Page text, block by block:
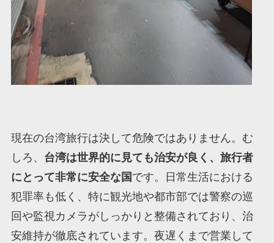
現在の台湾旅行は決して危険ではありません。む
しろ、 台湾は世界的に見ても治安が良く、旅行者
にとって非常に安全な国 です。日常生活における
犯罪率も低く、特に観光地や都市部では警察の巡
回や監視カメラがしっかりと整備されており、治
安維持が徹底されています。夜遅くまで営業して